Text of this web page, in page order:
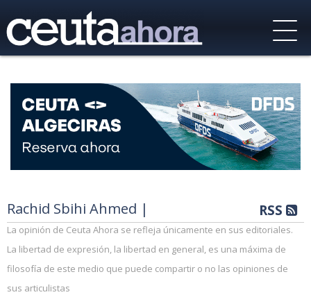
Rachid Sbihi Ahmed | RSS
La opinión de Ceuta Ahora se refleja únicamente en sus editoriales.
La libertad de expresión, la libertad en general, es una máxima de
filosofía de este medio que puede compartir o no las opiniones de
sus articulistas